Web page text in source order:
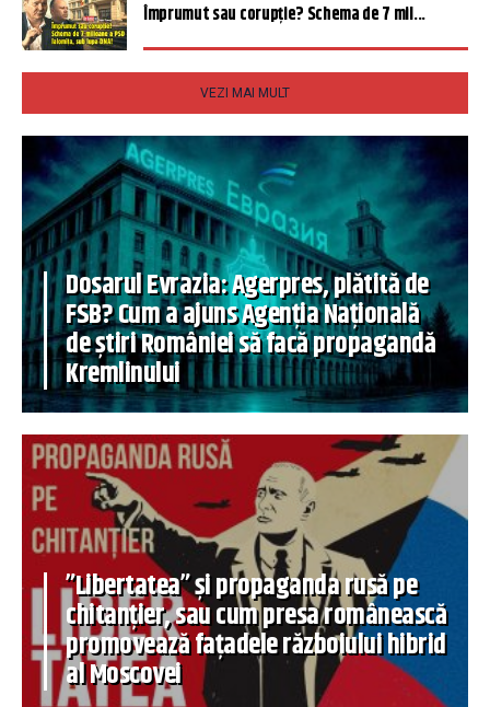
Împrumut sau corupție? Schema de 7 mil...
VEZI MAI MULT
Dosarul Evrazia: Agerpres, plătită de
FSB? Cum a ajuns Agenția Națională
de știri României să facă propagandă
Kremlinului
”Libertatea” și propaganda rusă pe
chitanțier, sau cum presa românească
promovează fațadele războiului hibrid
al Moscovei